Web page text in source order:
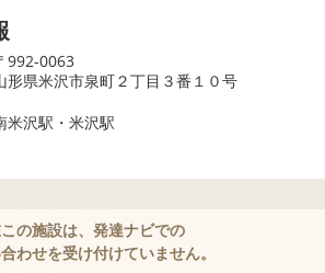
992-0063
形県米沢市泉町２丁目３番１０号
米沢駅・米沢駅
の施設は、発達ナビでの
わせを受け付けていません。